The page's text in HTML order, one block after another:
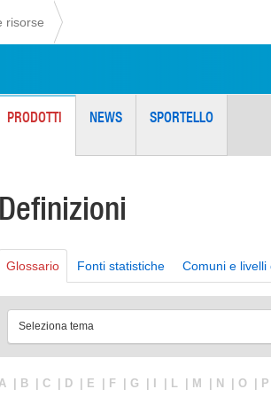
risorse
PRODOTTI NEWS SPORTELLO
Definizioni
Glossario Fonti statistiche Comuni e livelli
Seleziona tema
B C D E F G L M N O P